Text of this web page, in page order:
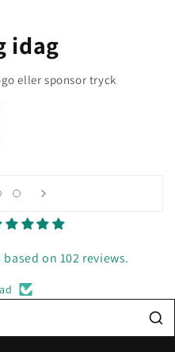
idag
eller sponsor tryck
on 102 reviews.